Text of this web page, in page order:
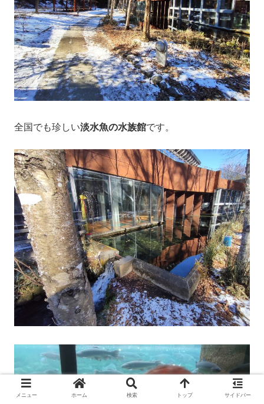
全国でも珍しい淡水魚の水族館です。
メニュー ホーム 検索 トップ サイドバー